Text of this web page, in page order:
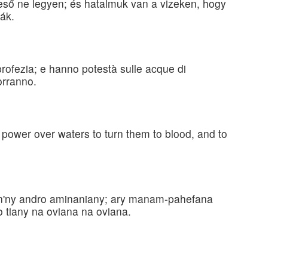
ne legyen; és hatalmuk van a vizeken, hogy
e hanno potestà sulle acque di
over waters to turn them to blood, and to
andro aminaniany; ary manam-pahefana
tiany na oviana na oviana.